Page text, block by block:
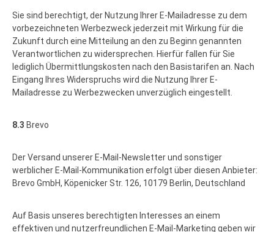
Sie sind berechtigt, der Nutzung Ihrer E-Mailadresse zu dem
vorbezeichneten Werbezweck jederzeit mit Wirkung für die
Zukunft durch eine Mitteilung an den zu Beginn genannten
Verantwortlichen zu widersprechen. Hierfür fallen für Sie
lediglich Übermittlungskosten nach den Basistarifen an. Nach
Eingang Ihres Widerspruchs wird die Nutzung Ihrer E-
Mailadresse zu Werbezwecken unverzüglich eingestellt.
8.3 Brevo
Der Versand unserer E-Mail-Newsletter und sonstiger
werblicher E-Mail-Kommunikation erfolgt über diesen Anbieter:
Brevo GmbH, Köpenicker Str. 126, 10179 Berlin, Deutschland
Auf Basis unseres berechtigten Interesses an einem
effektiven und nutzerfreundlichen E-Mail-Marketing geben wir